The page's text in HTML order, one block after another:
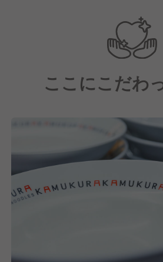
そのほか飲食完全未経験として
業界出身の方が多いのも特徴の
また、キャスト(店舗で勤務する
アルバイトさんを含めてお話し
女性比率が高いのはラーメン業界
しれませんが、店長やマネージ
る方も多いです！
【職場の雰囲気について】
「美味しい食事は清潔な店内か
そのため、働くスタッフも気持
と思います。
ここにこだわ